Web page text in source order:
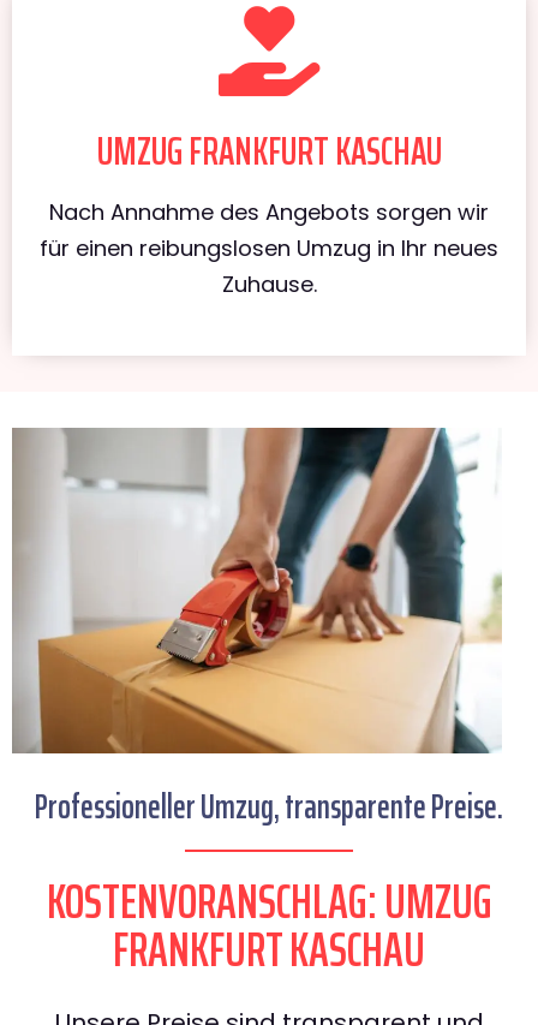
UMZUG FRANKFURT KASCHAU
Nach Annahme des Angebots sorgen wir
für einen reibungslosen Umzug in Ihr neues
Zuhause.
Professioneller Umzug, transparente Preise.
KOSTENVORANSCHLAG: UMZUG
FRANKFURT KASCHAU